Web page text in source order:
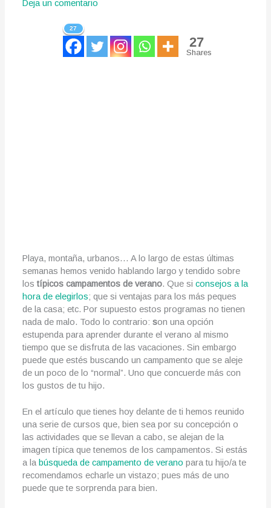
Deja un comentario
27
27
Shares
Playa, montaña, urbanos… A lo largo de estas últimas
semanas hemos venido hablando largo y tendido sobre
lostípicos campamentos de verano. Que siconsejos a la
hora de elegirlos; que si ventajas para los más peques
de la casa; etc. Por supuesto estos programas no tienen
nada de malo. Todo lo contrario:son una opción
estupenda para aprender durante el verano al mismo
tiempo que se disfruta de las vacaciones. Sin embargo
puede que estés buscando un campamento que se aleje
de un poco de lo “normal”. Uno que concuerde más con
los gustos de tu hijo.
En el artículo que tienes hoy delante de ti hemos reunido
una serie de cursos que, bien sea por su concepción o
las actividades que se llevan a cabo, se alejan de la
imagen típica que tenemos de los campamentos. Si estás
a la búsqueda de campamento de verano para tu hijo/a te
recomendamos echarle un vistazo; pues más de uno
puede que te sorprenda para bien.